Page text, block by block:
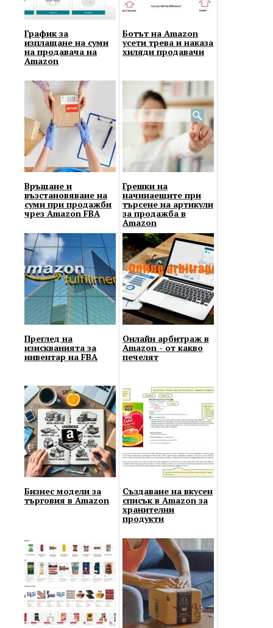
График за
изплащане на суми
на продавача на
Amazon
Ботът на Amazon
усети трева и наказа
хиляди продавачи
Връщане и
възстановяване на
суми при продажби
чрез Amazon FBA
Грешки на
начинаещите при
търсене на артикули
за продажба в
Amazon
Преглед на
изискванията за
инвентар на FBA
Онлайн арбитраж в
Amazon - от какво
печелят
Бизнес модели за
търговия в Amazon
Създаване на вкусен
списък в Amazon за
хранителни
продукти